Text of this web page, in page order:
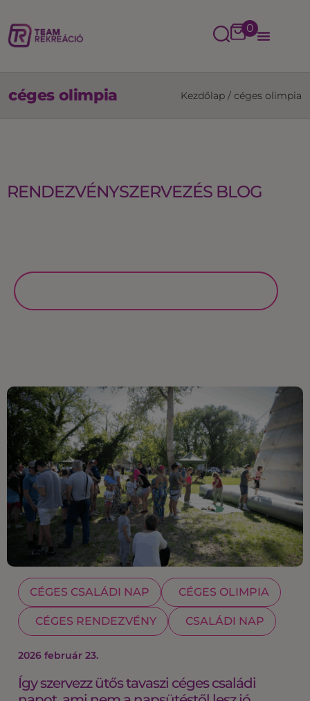
0
céges olimpia Kezdőlap / céges olimpia
RENDEZVÉNYSZERVEZÉS BLOG
CÉGES CSALÁDI NAP CÉGES OLIMPIA
CÉGES RENDEZVÉNY CSALÁDI NAP
2026 február 23.
Így szervezz ütős tavaszi céges családi